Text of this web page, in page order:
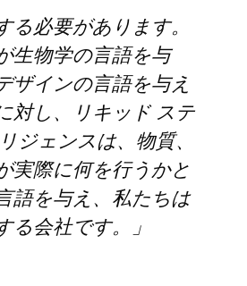
る必要があります。
生物学の言語を与
ザインの言語を与え
対し、リキッド ステ
ジェンスは、物質、
実際に何を行うかと
語を与え、私たちは
る会社です。」